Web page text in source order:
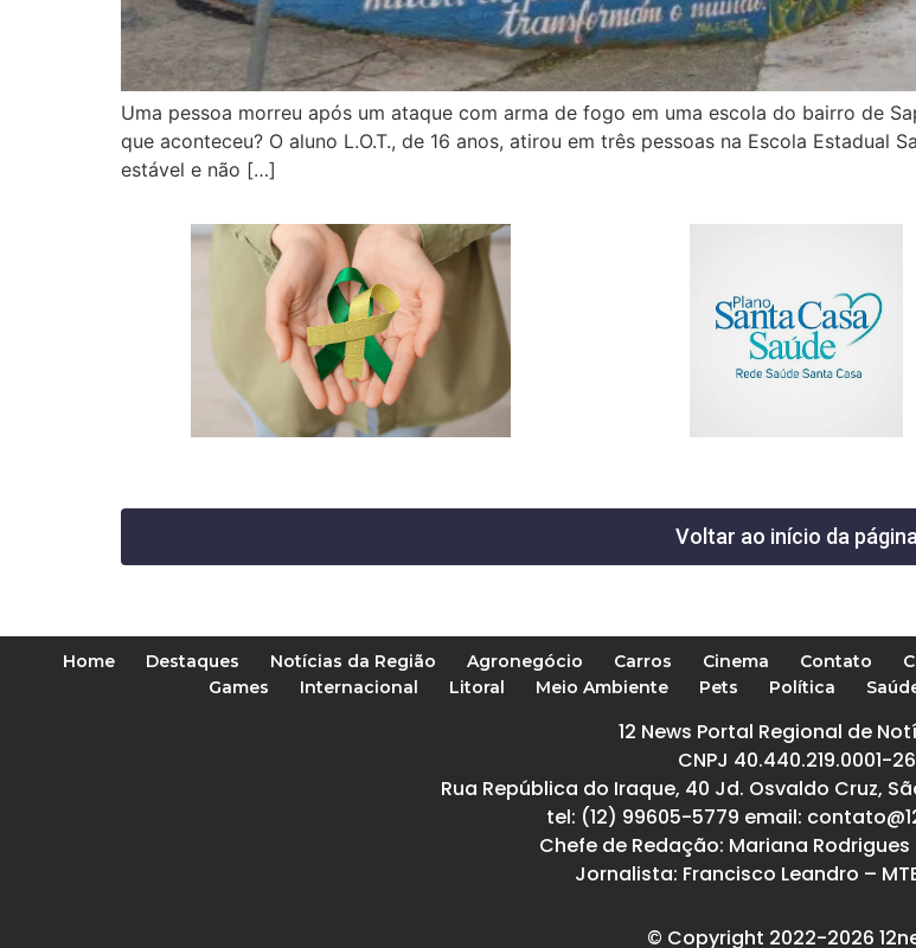
Uma pessoa morreu após um ataque com arma de fogo em uma escola do bairro de
que aconteceu? O aluno L.O.T., de 16 anos, atirou em três pessoas na Escola
estável e não […]
Voltar ao início da
Home Destaques Notícias da Região Agronegócio Carros Cinema Contato
Games
Internacional Litoral Meio Ambiente Pets Política
12 News Portal Regional de
CNPJ 40.440.219.0001-26
Rua República do Iraque, 40 Jd. Osvaldo Cruz,
tel: (12) 99605-5779 email:
Chefe de Redação: Mariana Rodrigues
Jornalista: Francisco Leandro –
© Copyright 2022-2026